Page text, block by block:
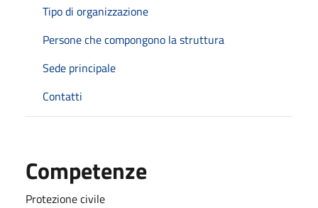
Tipo di organizzazione
Persone che compongono la struttura
Sede principale
Contatti
Competenze
Protezione civile